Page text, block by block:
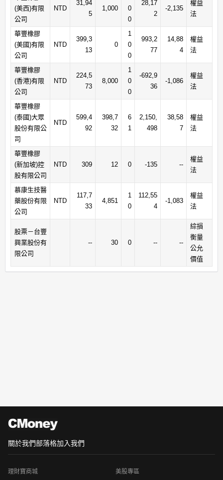
(美西)有限
公司
NTD
31,94
5
1,000
0
0
28,17
2
-2,135
權益
法
華豐橡膠
(美國)有限
公司
NTD
399,3
13
0
1
0
0
993,2
77
14,88
4
權益
法
華豐橡膠
(香港)有限
公司
NTD
224,5
73
8,000
1
0
0
-692,9
36
-1,086
權益
法
華豐橡膠
(泰國)大眾
股份有限公
司
NTD
599,4
92
398,7
32
6
1
2,150,
498
38,58
7
權益
法
華豐橡膠
(新加坡)控
股有限公司
NTD 309 12 0 -135 --
權益
法
慕康生技醫
藥股份有限
公司
NTD
117,7
33
4,851
1
0
112,55
4
-1,083
權益
法
股票－台豐
興業股份有
限公司
-- 30 0 -- --
綜損
衡量
公允
價值
關於我們部落格加入我們
理財寶商城 美股專區